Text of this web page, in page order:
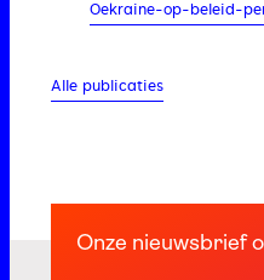
Oekraine-op-beleid-
Alle publicaties
Onze nieuwsbrief